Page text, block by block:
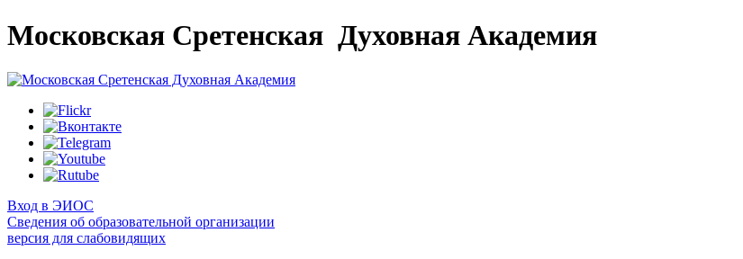
Московская Сретенская Духовная Академия
Вход в ЭИОС
Сведения об образовательной организации
версия для слабовидящих